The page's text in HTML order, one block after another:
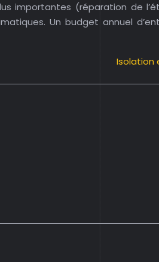
importantes (réparation de
Un budget annuel
Isolation